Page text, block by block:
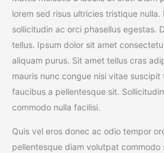
lorem sed risus ultricies tristique
sollicitudin ac orci phasellus egestas.
tellus. Ipsum dolor sit amet
aliquam purus. Sit amet tellus cras
mauris nunc congue nisi vitae suscipit
faucibus a pellentesque sit.
commodo nulla facilisi.
Quis vel eros donec ac odio tempor
pellentesque diam volutpat commodo